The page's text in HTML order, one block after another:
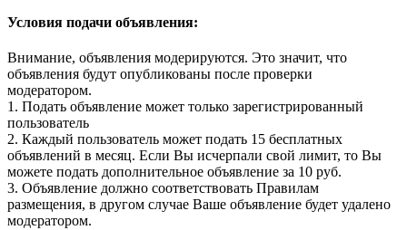
Условия подачи объявления:
Внимание, объявления модерируются. Это значит, что
объявления будут опубликованы после проверки
модератором.
1. Подать объявление может только зарегистрированный
пользователь
2. Каждый пользователь может подать 15 бесплатных
объявлений в месяц. Если Вы исчерпали свой лимит, то Вы
можете подать дополнительное объявление за 10 руб.
3. Объявление должно соответствовать Правилам
размещения, в другом случае Ваше объявление будет удалено
модератором.